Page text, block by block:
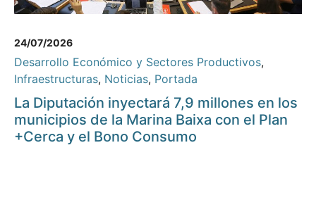
24/07/2026
Desarrollo Económico y Sectores Productivos,
Infraestructuras, Noticias, Portada
La Diputación inyectará 7,9 millones en los
municipios de la Marina Baixa con el Plan
+Cerca y el Bono Consumo